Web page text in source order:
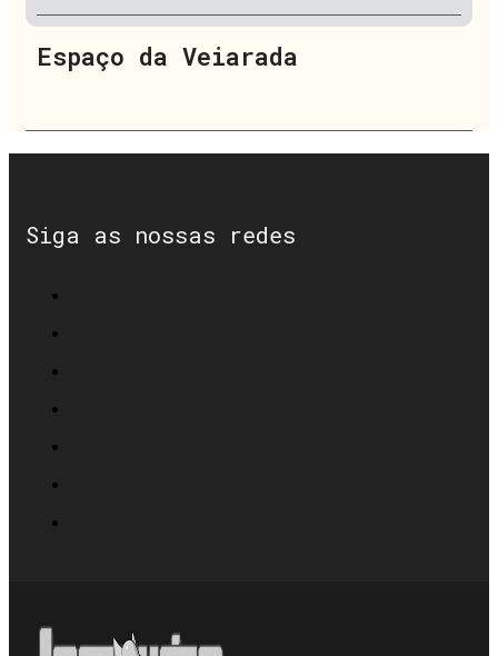
Espaço da Veiarada
Siga as nossas redes